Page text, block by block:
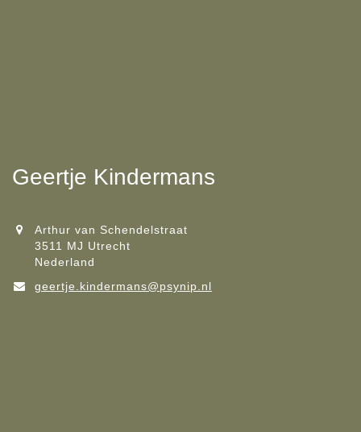
Geertje Kindermans
Arthur van Schendelstraat
3511 MJ Utrecht
Nederland
geertje.kindermans@psynip.nl